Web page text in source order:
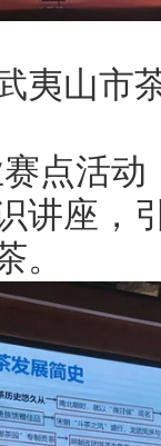
夷山市
点活
讲座，
。